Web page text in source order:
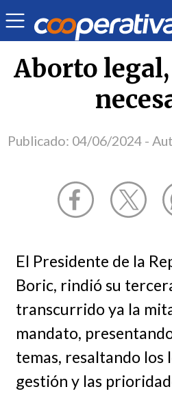
Opinión | Camila Maturana
Aborto
Publicado: 04/06/2024 -
El Presidente de la
Boric, rindió su
transcurrido ya la
mandato,
temas, resaltando los
gestión y las